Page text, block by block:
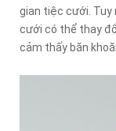
gian tiệc cưới. Tuy
cưới có thể thay
cảm thấy băn